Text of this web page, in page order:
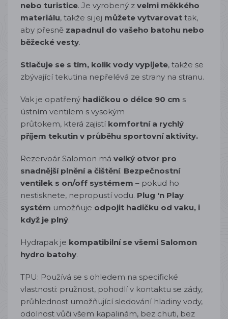
nebo turistice. Je vyrobený z velmi měkkého
materiálu, takže si jej můžete vytvarovat tak,
aby přesně zapadnul do vašeho batohu nebo
běžecké vesty.
Stlačuje se s tím, kolik vody vypijete, takže se
zbývající tekutina nepřelévá ze strany na stranu.
Vak je opatřený hadičkou o délce 90 cm s
ústním ventilem s vysokým
průtokem, která zajistíkomfortní a rychlý
příjem tekutin v průběhu sportovní aktivity.
Rezervoár Salomon má velký otvor pro
snadnější plnění a čištění. Bezpečnostní
ventilek s on/off systémem – pokud ho
nestisknete, nepropustí vodu. Plug 'n Play
systém umožňuje odpojit hadičku od vaku, i
když je plný.
Hydrapak je kompatibilní se všemi Salomon
hydro batohy.
TPU: Používá se s ohledem na specifické
vlastnosti: pružnost, pohodlí v kontaktu se zády,
průhlednost umožňující sledování hladiny vody,
odolnost vůči všem kapalinám, bez chuti, bez